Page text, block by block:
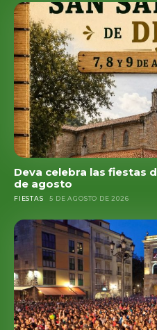
Deva celebra las fiestas
de agosto
FIESTAS 5 DE AGOSTO DE 2026